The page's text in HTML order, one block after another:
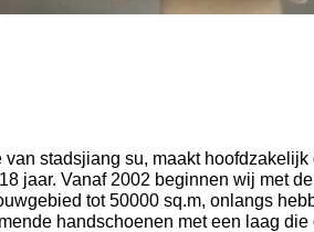
stadsjiang su, maakt
jaar. Vanaf 2002 beginnen wij met
tot 50000 sq.m, onlangs
handschoenen met een laag